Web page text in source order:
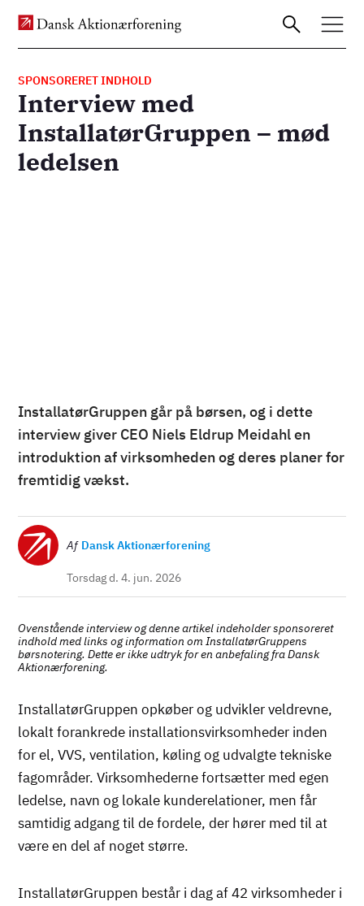
Gå
til
hovedindhold
SPONSORERET INDHOLD
Interview med
InstallatørGruppen – mød
ledelsen
InstallatørGruppen går på børsen, og i dette
interview giver CEO Niels Eldrup Meidahl en
introduktion af virksomheden og deres planer for
fremtidig vækst.
Billede
Af Dansk Aktionærforening
Torsdag d. 4. jun. 2026
Ovenstående interview og denne artikel indeholder sponsoreret
indhold med links og information om InstallatørGruppens
børsnotering. Dette er ikke udtryk for en anbefaling fra Dansk
Aktionærforening.
InstallatørGruppen opkøber og udvikler veldrevne,
lokalt forankrede installationsvirksomheder inden
for el, VVS, ventilation, køling og udvalgte tekniske
fagområder. Virksomhederne fortsætter med egen
ledelse, navn og lokale kunderelationer, men får
samtidig adgang til de fordele, der hører med til at
være en del af noget større.
InstallatørGruppen består i dag af 42 virksomheder i